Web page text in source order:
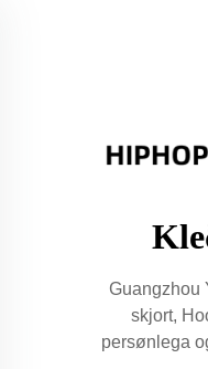
Guangzhou
skjort,
persønlega